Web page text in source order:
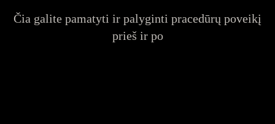
Čia galite pamatyti ir palyginti pracedūrų poveikį
prieš ir po